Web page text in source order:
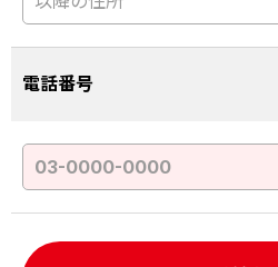
電話番号